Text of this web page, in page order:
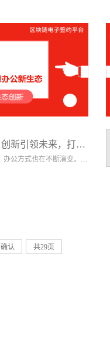
君子签电子签章 —— 创新引领未来，打造智慧办公新生态
确认 共29页